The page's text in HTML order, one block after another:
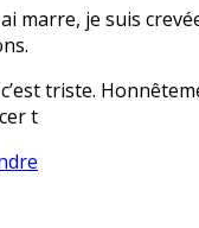
marre, je suis
triste.
t